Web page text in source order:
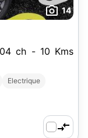
14
ch - 10 Kms
Electrique